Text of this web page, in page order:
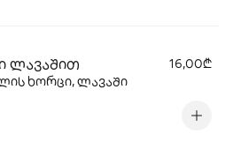
ლავაშით
16,00₾
ხორცი, ლავაში